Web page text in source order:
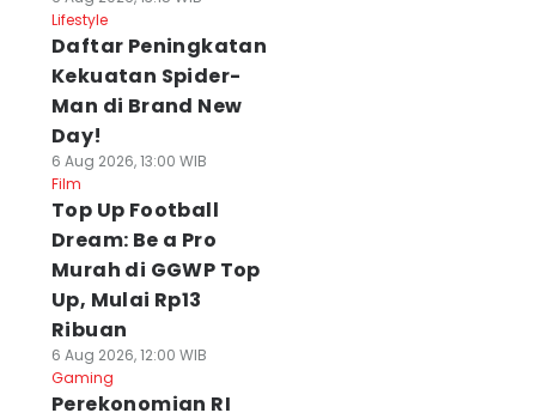
Lifestyle
Daftar Peningkatan
Kekuatan Spider-
Man di Brand New
Day!
6 Aug 2026, 13:00 WIB
Film
Top Up Football
Dream: Be a Pro
Murah di GGWP Top
Up, Mulai Rp13
Ribuan
6 Aug 2026, 12:00 WIB
Gaming
Perekonomian RI